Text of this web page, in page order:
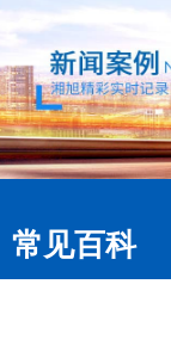
常见百科